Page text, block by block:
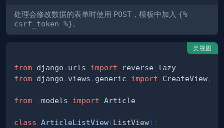
处理会修改数据的表单时使用 POST ，模板中加入 {%
csrf_token %}。
类视图
from django . urls import
from django . views . generic import CreateView,
from .models import
class ArticleListView(ListView) :